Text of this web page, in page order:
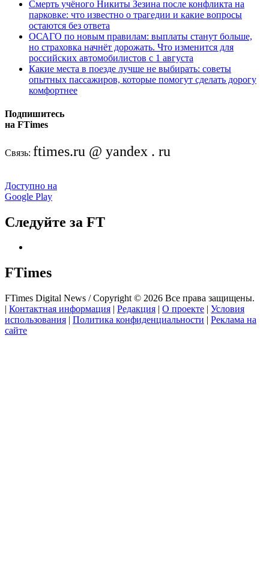
Смерть учёного Никиты Зезина после конфликта на
парковке: что известно о трагедии и какие вопросы
остаются без ответа
ОСАГО по новым правилам: выплаты станут больше,
но страховка начнёт дорожать. Что изменится для
российских автомобилистов с 1 августа
Какие места в поезде лучше не выбирать: советы
опытных пассажиров, которые помогут сделать дорогу
комфортнее
Подпишитесь
на FTimes
Связь: ftimes.ru @ yandex . ru
Доступно на
Google Play
Следуйте за FT
FTimes
FTimes Digital News / Copyright © 2026 Все права защищены.
| Контактная информация | Редакция | О проекте | Условия
использования | Политика конфиденциальности | Реклама на
сайте